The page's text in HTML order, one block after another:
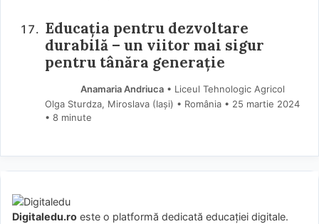
Educația pentru dezvoltare
durabilă – un viitor mai sigur
pentru tânăra generație
Anamaria Andriuca• Liceul Tehnologic Agricol
Olga Sturdza, Miroslava (Iaşi) • România
25 martie 2024
• 8 minute
Digitaledu.ro este o platformă dedicată educației digitale.